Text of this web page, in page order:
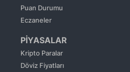
Kocaeli
Konya
Kütahya
Puan Durumu
Eczaneler
PİYASALAR
Kripto Paralar
Döviz Fiyatları